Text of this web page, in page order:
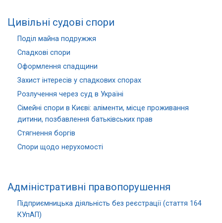
Цивільні судові спори
Поділ майна подружжя
Спадкові спори
Оформлення спадщини
Захист інтересів у спадкових спорах
Розлучення через суд в Україні
Сімейні спори в Києві: аліменти, місце проживання
дитини, позбавлення батьківських прав
Стягнення боргів
Спори щодо нерухомості
Адміністративні правопорушення
Підприємницька діяльність без реєстрації (стаття 164
КУпАП)